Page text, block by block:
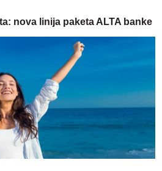
nova linija paketa ALTA banke